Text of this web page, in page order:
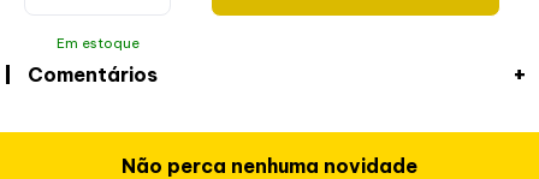
Em estoque
Comentários
Não perca nenhuma novidade